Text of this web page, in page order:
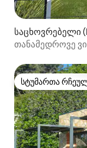
საცხოვრებელი
თანამედროვე
სტუმართა
სტუმართა